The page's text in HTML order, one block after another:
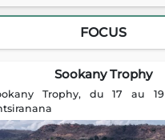
FOCUS
Sookany Trophy
Trophy, du 17 au